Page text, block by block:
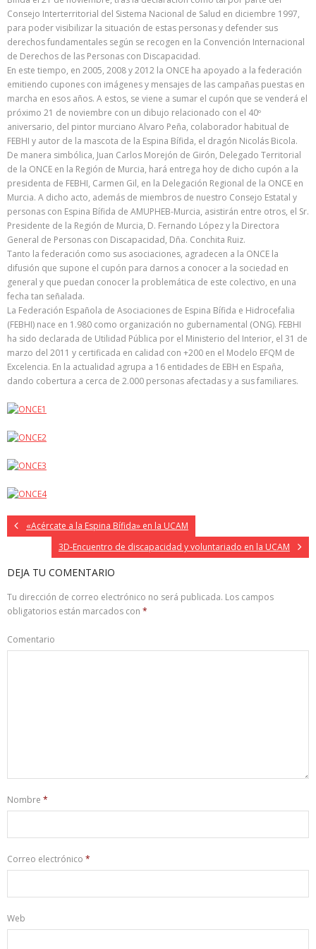
Consejo Interterritorial del Sistema Nacional de Salud en diciembre 1997,
para poder visibilizar la situación de estas personas y defender sus
derechos fundamentales según se recogen en la Convención Internacional
de Derechos de las Personas con Discapacidad.
En este tiempo, en 2005, 2008 y 2012 la ONCE ha apoyado a la federación
emitiendo cupones con imágenes y mensajes de las campañas puestas en
marcha en esos años. A estos, se viene a sumar el cupón que se venderá el
próximo 21 de noviembre con un dibujo relacionado con el 40º
aniversario, del pintor murciano Alvaro Peña, colaborador habitual de
FEBHI y autor de la mascota de la Espina Bífida, el dragón Nicolás Bicola.
De manera simbólica, Juan Carlos Morejón de Girón, Delegado Territorial
de la ONCE en la Región de Murcia, hará entrega hoy de dicho cupón a la
presidenta de FEBHI, Carmen Gil, en la Delegación Regional de la ONCE en
Murcia. A dicho acto, además de miembros de nuestro Consejo Estatal y
personas con Espina Bífida de AMUPHEB-Murcia, asistirán entre otros, el Sr.
Presidente de la Región de Murcia, D. Fernando López y la Directora
General de Personas con Discapacidad, Dña. Conchita Ruiz.
Tanto la federación como sus asociaciones, agradecen a la ONCE la
difusión que supone el cupón para darnos a conocer a la sociedad en
general y que puedan conocer la problemática de este colectivo, en una
fecha tan señalada.
La Federación Española de Asociaciones de Espina Bífida e Hidrocefalia
(FEBHI) nace en 1.980 como organización no gubernamental (ONG). FEBHI
ha sido declarada de Utilidad Pública por el Ministerio del Interior, el 31 de
marzo del 2011 y certificada en calidad con +200 en el Modelo EFQM de
Excelencia. En la actualidad agrupa a 16 entidades de EBH en España,
dando cobertura a cerca de 2.000 personas afectadas y a sus familiares.
«Acércate a la Espina Bífida» en la UCAM
3D-Encuentro de discapacidad y voluntariado en la UCAM
DEJA TU COMENTARIO
Tu dirección de correo electrónico no será publicada. Los campos
obligatorios están marcados con *
Comentario
Nombre *
Correo electrónico *
Web